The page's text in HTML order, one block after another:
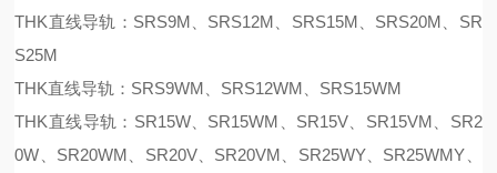
THK直线导轨：SRS9M、SRS12M、SRS15M、SRS20M、SR
S25M
THK直线导轨：SRS9WM、SRS12WM、SRS15WM
THK直线导轨：SR15W、SR15WM、SR15V、SR15VM、SR2
0W、SR20WM、SR20V、SR20VM、SR25WY、SR25WMY、